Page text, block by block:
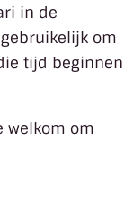
in de
om
tijd beginnen
welkom om